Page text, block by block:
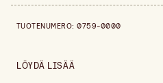
Pakkausmäärä
TUOTENUMERO:0759-0000
LÖYDÄ LISÄÄ